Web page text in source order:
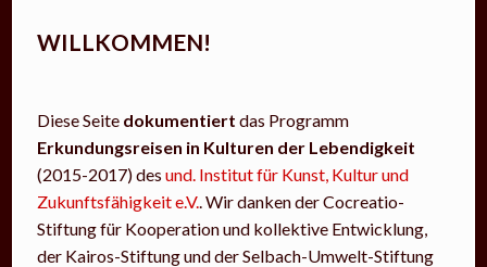
WILLKOMMEN!
Diese Seite dokumentiert das Programm
Erkundungsreisen in Kulturen der Lebendigkeit
(2015-2017) desund. Institut für Kunst, Kultur und
Zukunftsfähigkeit e.V.. Wir danken der Cocreatio-
Stiftung für Kooperation und kollektive Entwicklung,
der Kairos-Stiftung und der Selbach-Umwelt-Stiftung